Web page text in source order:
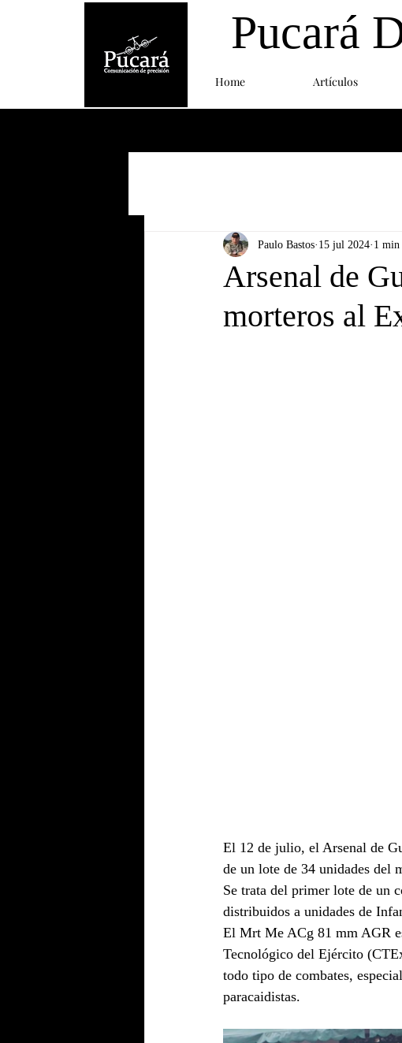
Home Artículos
Pucará
Arsenal de
morteros al
Paulo Bastos 15 jul 2024 1 min
El 12 de julio, el Arsenal de
de un lote de 34 unidades
Se trata del primer lote de un
distribuidos a unidades de
El Mrt Me ACg 81 mm AGR
Tecnológico del Ejército
todo tipo de combates,
paracaidistas.